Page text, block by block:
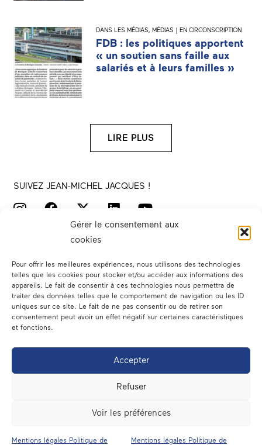
Gérer le consentement aux
cookies
Pour offrir les meilleures expériences, nous utilisons des technologies
telles que les cookies pour stocker et/ou accéder aux informations des
appareils. Le fait de consentir à ces technologies nous permettra de
traiter des données telles que le comportement de navigation ou les ID
uniques sur ce site. Le fait de ne pas consentir ou de retirer son
consentement peut avoir un effet négatif sur certaines caractéristiques
et fonctions.
Accepter
Refuser
Voir les préférences
Mentions légales Politique de Mentions légales Politique de
DANS LES MÉDIAS, MÉDIAS | EN CIRCONSCRIPTION
FDB : les politiques apportent
« un soutien sans faille aux
salariés et à leurs familles »
LIRE PLUS
SUIVEZ JEAN-MICHEL JACQUES !
Votre député
Dans les médias
En circonscription
A l’assemblée
Contact